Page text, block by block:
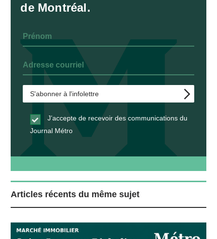
de Montréal.
J’accepte de recevoir des communications du
Journal Métro
Articles récents du même sujet